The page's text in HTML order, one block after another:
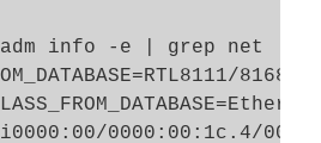
info -e |
0000:00:1c.4/